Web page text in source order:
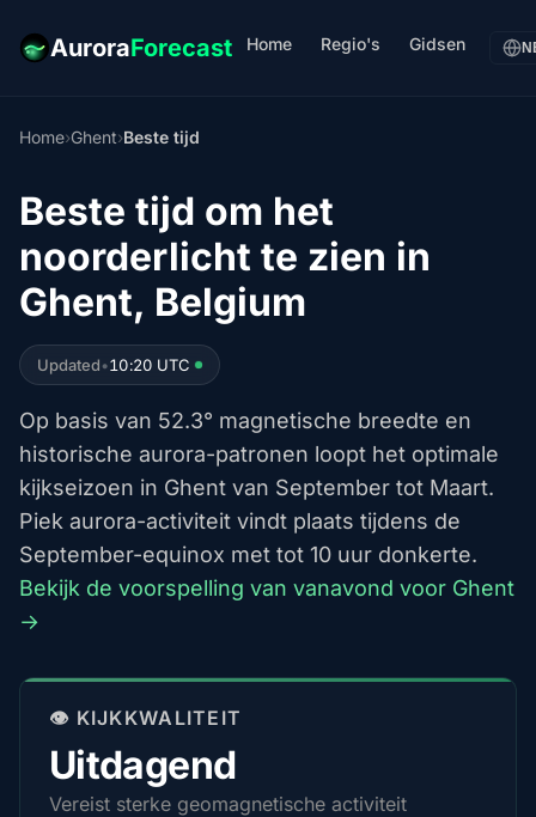
AuroraForecast Home Regio's Gidsen
Home›Ghent›Beste tijd
Beste tijd om het
noorderlicht te zien in
Ghent, Belgium
Updated•10:20 UTC
Op basis van 52.3° magnetische breedte en
historische aurora-patronen loopt het optimale
kijkseizoen in Ghent van September tot Maart.
Piek aurora-activiteit vindt plaats tijdens de
September-equinox met tot 10 uur donkerte.
Bekijk de voorspelling van vanavond voor Ghent
→
👁️ KIJKKWALITEIT
Uitdagend
Vereist sterke geomagnetische activiteit